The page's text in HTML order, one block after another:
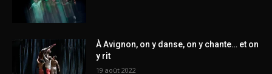
À Avignon, on y danse, on y chante… et on
y rit
19 août 2022